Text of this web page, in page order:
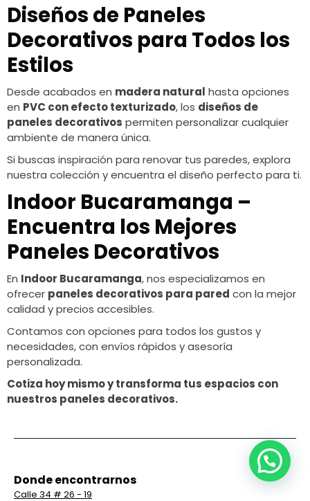
Diseños de Paneles
Decorativos para Todos los
Estilos
Desde acabados en madera natural hasta opciones
en PVC con efecto texturizado, los diseños de
paneles decorativos permiten personalizar cualquier
ambiente de manera única.
Si buscas inspiración para renovar tus paredes, explora
nuestra colección y encuentra el diseño perfecto para ti.
Indoor Bucaramanga –
Encuentra los Mejores
Paneles Decorativos
En Indoor Bucaramanga, nos especializamos en
ofrecer paneles decorativos para pared con la mejor
calidad y precios accesibles.
Contamos con opciones para todos los gustos y
necesidades, con envíos rápidos y asesoría
personalizada.
Cotiza hoy mismo y transforma tus espacios con
nuestros paneles decorativos.
Donde encontrarnos
Calle 34 # 26 - 19